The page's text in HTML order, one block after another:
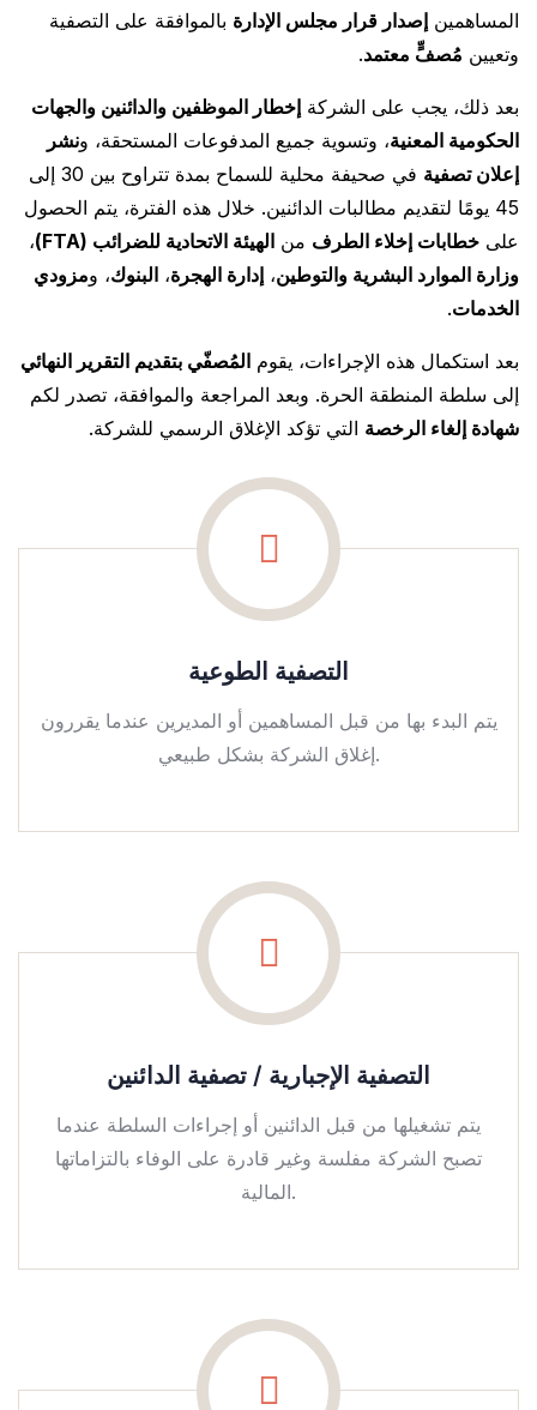
المساهمين إصدار قرار مجلس الإدارة بالموافقة على التصفية
وتعيين مُصفٍّ معتمد.
بعد ذلك، يجب على الشركة إخطار الموظفين والدائنين والجهات
الحكومية المعنية، وتسوية جميع المدفوعات المستحقة، ونشر
إعلان تصفية
في صحيفة محلية للسماح بمدة تتراوح بين 30 إلى
45 يومًا لتقديم مطالبات الدائنين. خلال هذه الفترة، يتم الحصول
على خطابات إخلاء الطرف من الهيئة الاتحادية للضرائب (FTA)
،
وزارة الموارد البشرية والتوطين، إدارة الهجرة، البنوك، ومزودي
الخدمات.
بعد استكمال هذه الإجراءات، يقوم المُصفّي بتقديم التقرير النهائي
إلى سلطة المنطقة الحرة. وبعد المراجعة والموافقة، تصدر لكم
شهادة إلغاء الرخصة التي تؤكد الإغلاق الرسمي للشركة.
التصفية الطوعية
يتم البدء بها من قبل المساهمين أو المديرين عندما يقررون
إغلاق الشركة بشكل طبيعي.
التصفية الإجبارية / تصفية الدائنين
يتم تشغيلها من قبل الدائنين أو إجراءات السلطة عندما
تصبح الشركة مفلسة وغير قادرة على الوفاء بالتزاماتها
المالية.